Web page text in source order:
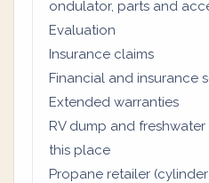
ondulator, parts and
Evaluation
Insurance claims
Financial and insurance
Extended warranties
RV dump and
this place
Propane retailer